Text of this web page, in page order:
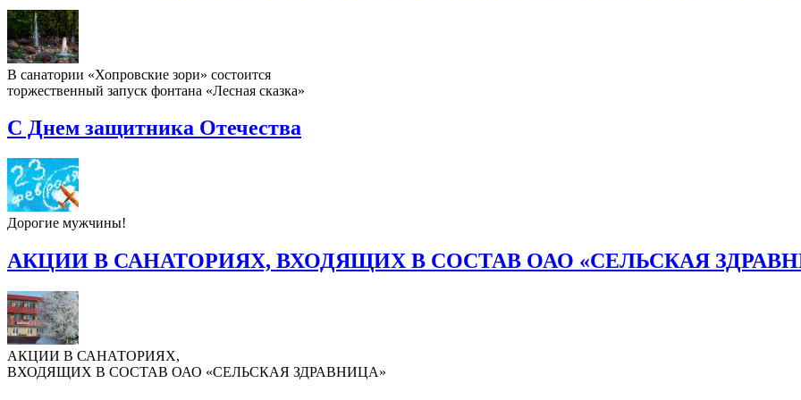
В санатории «Хопровские зори» состоится
торжественный запуск фонтана «Лесная сказка»
С Днем защитника Отечества
Дорогие мужчины!
АКЦИИ В САНАТОРИЯХ, ВХОДЯЩИХ В СОСТАВ ОАО «СЕЛЬСКАЯ
АКЦИИ В САНАТОРИЯХ,
ВХОДЯЩИХ В СОСТАВ ОАО «СЕЛЬСКАЯ ЗДРАВНИЦА»